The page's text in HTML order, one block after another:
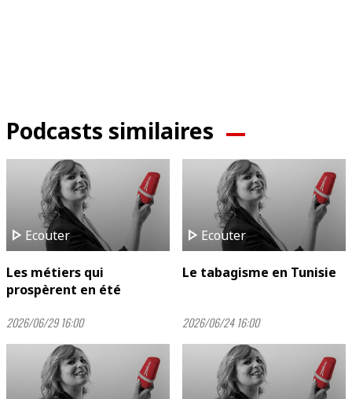
Podcasts similaires
play_arrow Ecouter
Les métiers qui
prospèrent en été
2026/06/29 16:00
play_arrow Ecouter
Le tabagisme en Tunisie
2026/06/24 16:00